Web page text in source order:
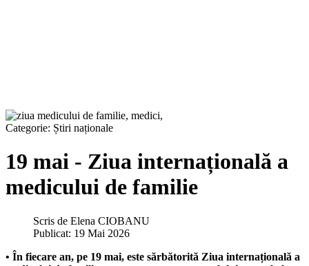
Categorie: Știri naționale
19 mai - Ziua internațională a
medicului de familie
Scris de Elena CIOBANU
Publicat: 19 Mai 2026
• În fiecare an, pe 19 mai, este sărbătorită Ziua internațională a